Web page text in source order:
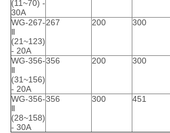
(11~70) -
30A
WG-267-
Ⅱ
(21~123)
- 20A
267 200 300
WG-356-
Ⅱ
(31~156)
- 20A
356 200 300
WG-356-
Ⅱ
(28~158)
- 30A
356 300 451